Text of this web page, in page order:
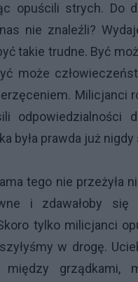
opuścili strych. Do
nie znaleźli?
takie trudne. Być
może
Milicjanci
odpowiedzialności
była prawda już
tego nie przeżyła
i zdawałoby się
tylko milicjanci
w drogę.
między grządkami,